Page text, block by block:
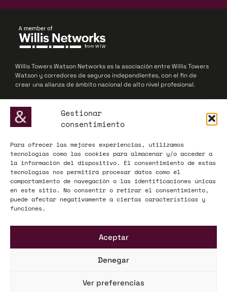
Gestionar
consentimiento
Para ofrecer las mejores experiencias, utilizamos
tecnologías como las cookies para almacenar y/o acceder a
la información del dispositivo. El consentimiento de estas
tecnologías nos permitirá procesar datos como el
comportamiento de navegación o las identificaciones únicas
en este sitio. No consentir o retirar el consentimiento,
puede afectar negativamente a ciertas características y
funciones.
Aceptar
Denegar
Ver preferencias
Willis Towers Watson Networks es la asociación entre Willis Towers
Watson y corredores de seguros independientes, con el fin de
crear una alianza de ámbito nacional de alto nivel profesional.
© 2025 Willis Towers Watson Networks / Willis Towers Watson
ADECOSE, fundada en 1977, defiende los intereses de las
corredurías de seguros y reaseguros, actuando como interlocutor
influyente ante la Administración y el mercado asegurador a nivel
nacional y europeo.
INFORMACIÓN LEGAL
Política de privacidad